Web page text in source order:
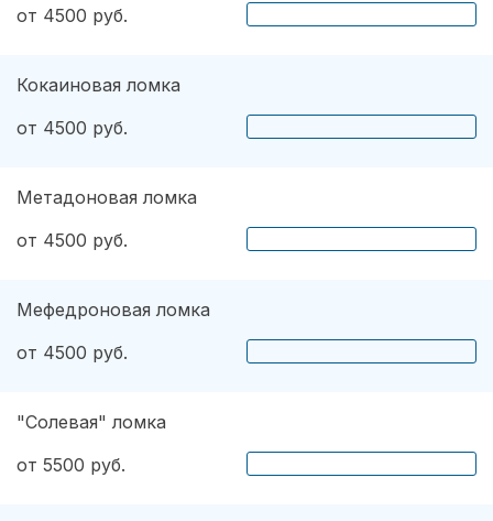
от 4500 руб.
Кокаиновая ломка
от 4500 руб.
Метадоновая ломка
от 4500 руб.
Мефедроновая ломка
от 4500 руб.
"Солевая" ломка
от 5500 руб.